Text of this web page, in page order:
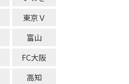
東京Ｖ
富山
FC大阪
高知